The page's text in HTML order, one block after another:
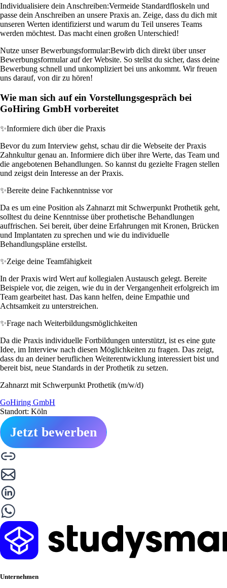
Individualisiere dein Anschreiben:Vermeide Standardfloskeln und
passe dein Anschreiben an unsere Praxis an. Zeige, dass du dich mit
unseren Werten identifizierst und warum du Teil unseres Teams
werden möchtest. Das macht einen großen Unterschied!
Nutze unser Bewerbungsformular:Bewirb dich direkt über unser
Bewerbungsformular auf der Website. So stellst du sicher, dass deine
Bewerbung schnell und unkompliziert bei uns ankommt. Wir freuen
uns darauf, von dir zu hören!
Wie man sich auf ein Vorstellungsgespräch bei
GoHiring GmbH vorbereitet
✨Informiere dich über die Praxis
Bevor du zum Interview gehst, schau dir die Webseite der Praxis
Zahnkultur genau an. Informiere dich über ihre Werte, das Team und
die angebotenen Behandlungen. So kannst du gezielte Fragen stellen
und zeigst dein Interesse an der Praxis.
✨Bereite deine Fachkenntnisse vor
Da es um eine Position als Zahnarzt mit Schwerpunkt Prothetik geht,
solltest du deine Kenntnisse über prothetische Behandlungen
auffrischen. Sei bereit, über deine Erfahrungen mit Kronen, Brücken
und Implantaten zu sprechen und wie du individuelle
Behandlungspläne erstellst.
✨Zeige deine Teamfähigkeit
In der Praxis wird Wert auf kollegialen Austausch gelegt. Bereite
Beispiele vor, die zeigen, wie du in der Vergangenheit erfolgreich im
Team gearbeitet hast. Das kann helfen, deine Empathie und
Achtsamkeit zu unterstreichen.
✨Frage nach Weiterbildungsmöglichkeiten
Da die Praxis individuelle Fortbildungen unterstützt, ist es eine gute
Idee, im Interview nach diesen Möglichkeiten zu fragen. Das zeigt,
dass du an deiner beruflichen Weiterentwicklung interessiert bist und
bereit bist, neue Standards in der Prothetik zu setzen.
Zahnarzt mit Schwerpunkt Prothetik (m/w/d)
GoHiring GmbH
Standort: Köln
Jetzt bewerben
Unternehmen